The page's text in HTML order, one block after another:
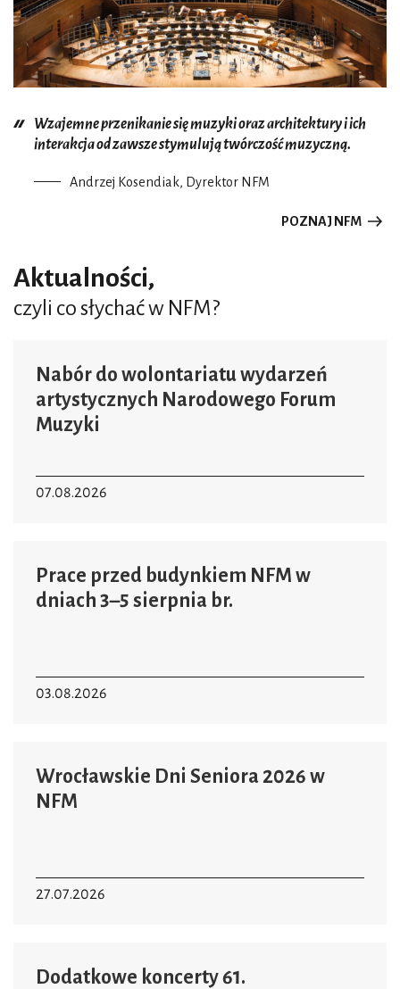
Wzajemne przenikanie się muzyki oraz architektury i ich
interakcja od zawsze stymulują twórczość muzyczną.
Andrzej Kosendiak, Dyrektor NFM
POZNAJ NFM
Aktualności,
czyli co słychać w NFM?
Nabór do wolontariatu wydarzeń
artystycznych Narodowego Forum
Muzyki
07.08.2026
Prace przed budynkiem NFM w
dniach 3–5 sierpnia br.
03.08.2026
Wrocławskie Dni Seniora 2026 w
NFM
27.07.2026
Dodatkowe koncerty 61.